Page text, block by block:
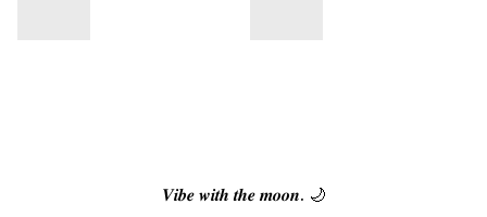
𝑽𝒊𝒃𝒆 𝒘𝒊𝒕𝒉 𝒕𝒉𝒆 𝒎𝒐𝒐𝒏. 🌙